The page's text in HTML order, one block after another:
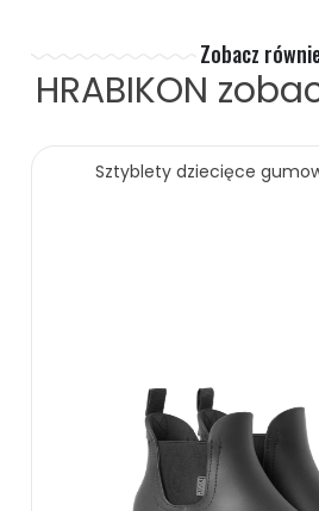
Zobacz
HRABIKON
Sztyblety dziecięce